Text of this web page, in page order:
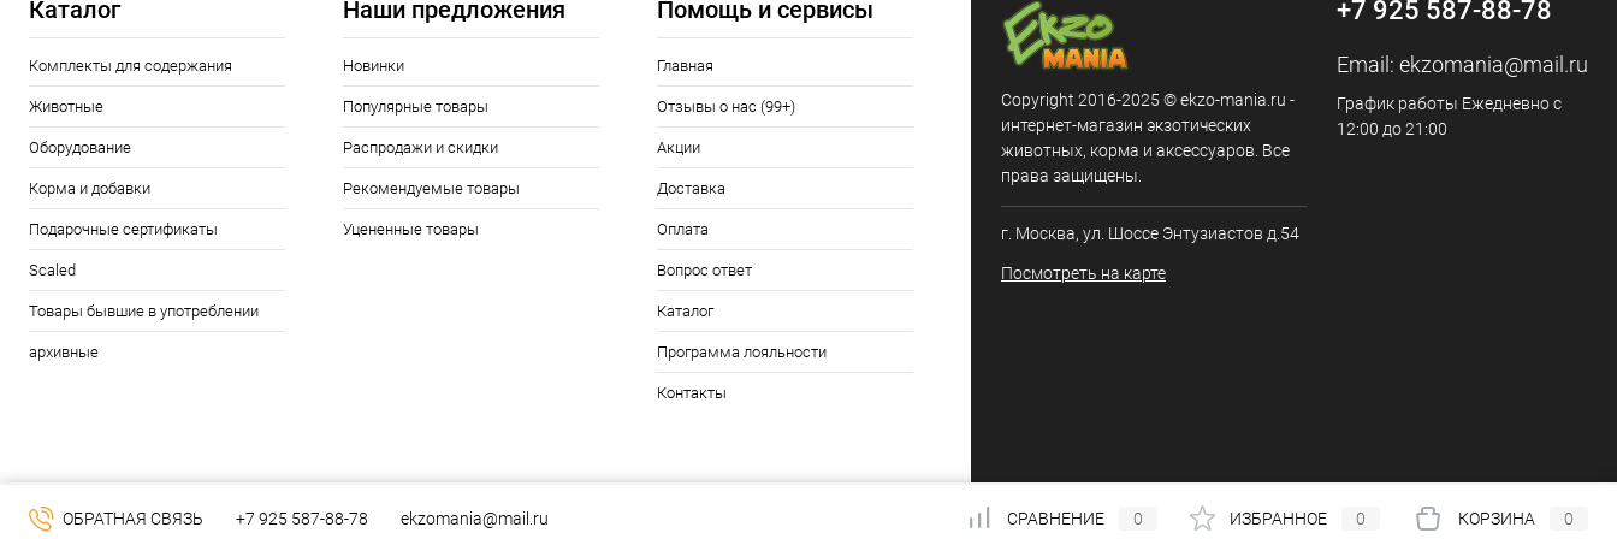
Каталог
Комплекты для содержания
Животные
Оборудование
Корма и добавки
Подарочные сертификаты
Scaled
Товары бывшие в употреблении
архивные
Наши предложения
Новинки
Популярные товары
Распродажи и скидки
Рекомендуемые товары
Уцененные товары
Помощь и сервисы
Главная
Отзывы о нас (99+)
Акции
Доставка
Оплата
Вопрос ответ
Каталог
Программа лояльности
Контакты
Copyright 2016-2025 © ekzo-mania.ru -
интернет-магазин экзотических
животных, корма и аксессуаров. Все
права защищены.
г. Москва, ул. Шоссе Энтузиастов д.54
Посмотреть на карте
+7 925 587-88-78
Email: ekzomania@mail.ru
График работы Ежедневно с
12:00 до 21:00
ОБРАТНАЯ СВЯЗЬ +7 925 587-88-78 ekzomania@mail.ru СРАВНЕНИЕ 0 ИЗБРАННОЕ 0 КОРЗИНА 0